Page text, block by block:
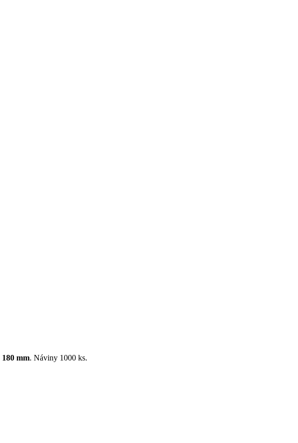
180 mm. Náviny 1000 ks.